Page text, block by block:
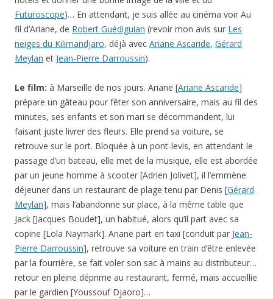
Futuroscope)… En attendant, je suis allée au cinéma voir Au
fil d’Ariane, de Robert Guédiguian (revoir mon avis sur Les
neiges du Kilimandjaro, déjà avec Ariane Ascaride, Gérard
Meylan et Jean-Pierre Darroussin).
Le film: à Marseille de nos jours. Ariane [Ariane Ascaride]
prépare un gâteau pour fêter son anniversaire, mais au fil des
minutes, ses enfants et son mari se décommandent, lui
faisant juste livrer des fleurs. Elle prend sa voiture, se
retrouve sur le port. Bloquée à un pont-levis, en attendant le
passage d’un bateau, elle met de la musique, elle est abordée
par un jeune homme à scooter [Adrien Jolivet], il l’emmène
déjeuner dans un restaurant de plage tenu par Denis [Gérard
Meylan], mais l’abandonne sur place, à la même table que
Jack [Jacques Boudet], un habitué, alors qu’il part avec sa
copine [Lola Naymark]. Ariane part en taxi [conduit par Jean-
Pierre Darroussin], retrouve sa voiture en train d’être enlevée
par la fourrière, se fait voler son sac à mains au distributeur…
retour en pleine déprime au restaurant, fermé, mais accueillie
par le gardien [Youssouf Djaoro]…